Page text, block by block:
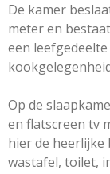
De kamer
meter en
een
Op de
en flatscreen tv
hier de heerlijke
wastafel, toilet,